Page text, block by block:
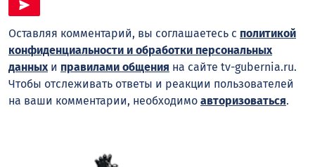
Оставляя комментарий, вы соглашаетесь с политикой
конфиденциальности и обработки персональных
данныхи правилами общения на сайте tv-gubernia.ru.
Чтобы отслеживать ответы и реакции пользователей
на ваши комментарии, необходимо авторизоваться.